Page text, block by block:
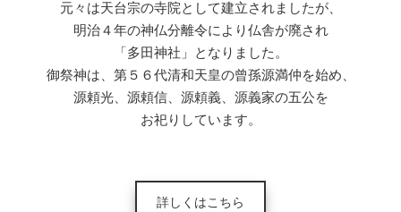
元々は天台宗の寺院として建立されましたが、
明治４年の神仏分離令により仏舎が廃され
「多田神社」となりました。
御祭神は、第５６代清和天皇の曾孫源満仲を始め、
源頼光、源頼信、源頼義、源義家の五公を
お祀りしています。
詳しくはこちら